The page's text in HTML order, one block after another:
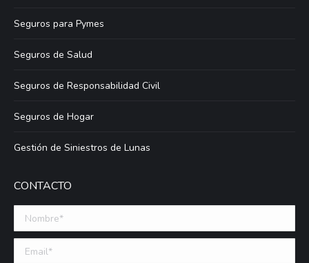
Seguros para Pymes
Seguros de Salud
Seguros de Responsabilidad Civil
Seguros de Hogar
Gestión de Siniestros de Lunas
CONTACTO
Nombre *
Email (requerido)